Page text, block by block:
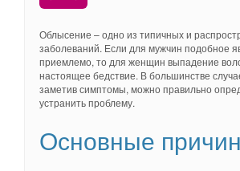
Облысение – одно из типичных и
заболеваний. Если для мужчин подобное
приемлемо, то для женщин выпадение
настоящее бедствие. В большинстве
заметив симптомы, можно правильно
устранить проблему.
Основные